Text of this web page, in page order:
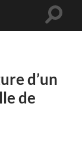
Toggle
d’un
de